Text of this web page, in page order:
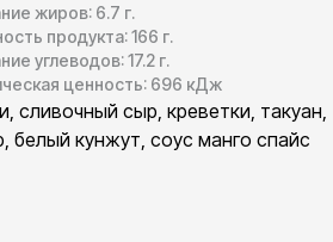
жиров: 6.7 г.
продукта:166 г.
углеводов:17.2 г.
ценность: 696 кДж
сливочный сыр, креветки, такуан,
белый кунжут, соус манго спайс